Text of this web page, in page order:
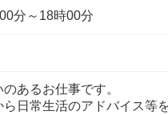
分～18時00分
あるお仕事です。
日常生活のアドバイス等